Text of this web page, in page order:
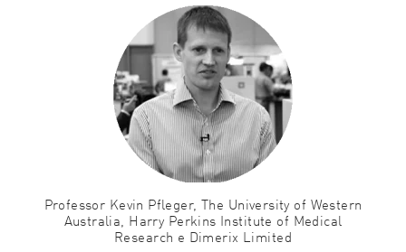
Professor Kevin Pfleger, The University of Western
Australia, Harry Perkins Institute of Medical
Research e Dimerix Limited